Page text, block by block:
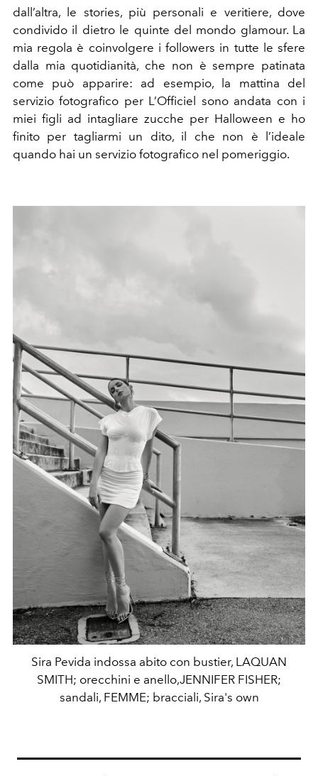
dall’altra, le stories, più personali e veritiere, dove
condivido il dietro le quinte del mondo glamour. La
mia regola è coinvolgere i followers in tutte le sfere
dalla mia quotidianità, che non è sempre patinata
come può apparire: ad esempio, la mattina del
servizio fotografico per L’Officiel sono andata con i
miei figli ad intagliare zucche per Halloween e ho
finito per tagliarmi un dito, il che non è l’ideale
quando hai un servizio fotografico nel pomeriggio.
Sira Pevida indossa abito con bustier, LAQUAN
SMITH; orecchini e anello,JENNIFER FISHER;
sandali, FEMME; bracciali, Sira's own